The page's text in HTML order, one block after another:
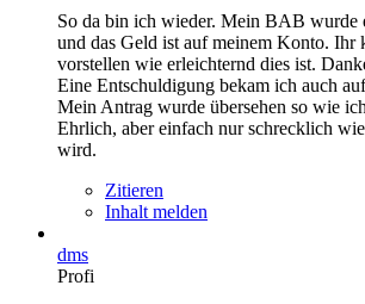
So da bin ich wieder. Mein BAB wurde
und das Geld ist auf meinem Konto. Ihr
vorstellen wie erleichternd dies ist.
Eine Entschuldigung bekam ich auch
Mein Antrag wurde übersehen so wie
Ehrlich, aber einfach nur schrecklich
wird.
Zitieren
Inhalt melden
dms
Profi